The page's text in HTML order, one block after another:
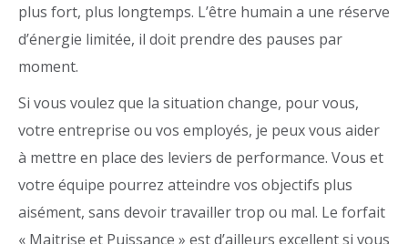
plus fort, plus longtemps. L’être humain a une réserve
d’énergie limitée, il doit prendre des pauses par
moment.
Si vous voulez que la situation change, pour vous,
votre entreprise ou vos employés, je peux vous aider
à mettre en place des leviers de performance. Vous et
votre équipe pourrez atteindre vos objectifs plus
aisément, sans devoir travailler trop ou mal. Le forfait
« Maitrise et Puissance » est d’ailleurs excellent si vous